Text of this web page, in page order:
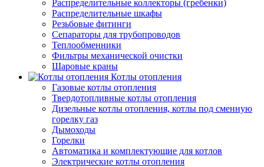
Распределительные коллекторы (гребенки)
Распределительные шкафы
Резьбовые фитинги
Сепараторы для трубопроводов
Теплообменники
Фильтры механической очистки
Шаровые краны
Котлы отопления
Газовые котлы отопления
Твердотопливные котлы отопления
Дизельные котлы отопления, котлы под сменную
горелку газ
Дымоходы
Горелки
Автоматика и комплектующие для котлов
Электрические котлы отопления